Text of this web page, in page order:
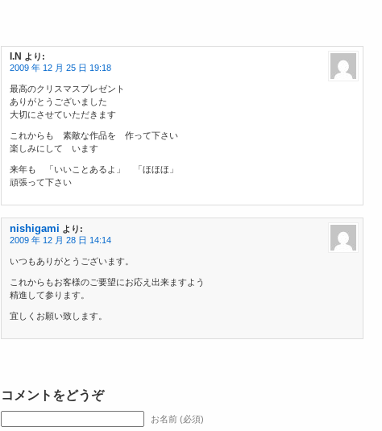
I.N より:
2009 年 12 月 25 日 19:18
最高のクリスマスプレゼント
ありがとうございました
大切にさせていただきます
これからも 素敵な作品を 作って下さい
楽しみにして います
来年も 「いいことあるよ」 「ほほほ」
頑張って下さい
nishigami より:
2009 年 12 月 28 日 14:14
いつもありがとうございます。
これからもお客様のご要望にお応え出来ますよう
精進して参ります。
宜しくお願い致します。
コメントをどうぞ
お名前 (必須)